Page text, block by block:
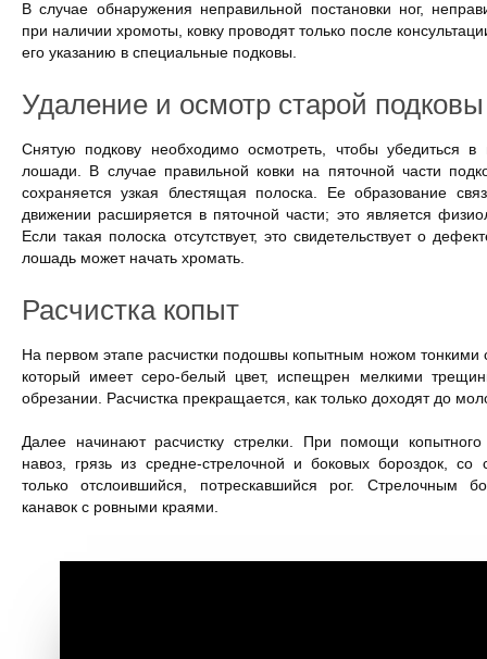
В случае обнаружения неправильной постановки ног,
при наличии хромоты, ковку проводят только после
его указанию в специальные подковы.
Удаление и осмотр старой подковы
Снятую подкову необходимо осмотреть, чтобы убедиться в
лошади. В случае правильной ковки на пяточной части
сохраняется узкая блестящая полоска. Ее образование
движении расширяется в пяточной части; это является
Если такая полоска отсутствует, это свидетельствует о
лошадь может начать хромать.
Расчистка копыт
На первом этапе расчистки подошвы копытным ножом тонкими
который имеет серо-белый цвет, испещрен мелкими
обрезании. Расчистка прекращается, как только доходят до
Далее начинают расчистку стрелки. При помощи
навоз, грязь из средне-стрелочной и боковых бороздок, со
только отслоившийся, потрескавшийся рог. Стрелочным
канавок с ровными краями.